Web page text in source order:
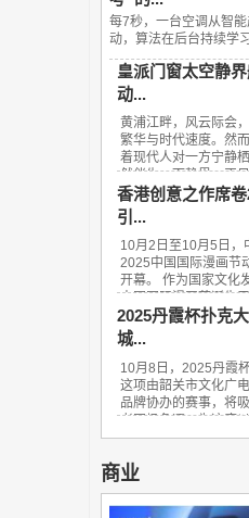
每7秒，一台空调从智
动，算法在后台持续学
皇派门窗太空静
动...
黄浦江畔，风云际会
繁华与时代速度。然
着现代人对一方宁静
然伴生，而静界，正
香港创意之作席
引...
10月2日至10月5日，
2025中国国际漫画节
开幕。 作为国家文化
中国国际漫画节诞生
2025丹霞杯扑克
城...
10月8日，2025丹霞
这项由韶关市文化广
品牌协办的赛事，将
者同场角逐，为这座
商业